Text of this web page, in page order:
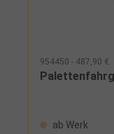
954450 - 487,90 €
ab Werk